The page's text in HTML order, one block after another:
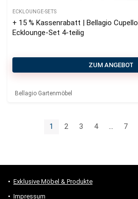
ECKLOUNGE-SETS
+ 15 % Kassenrabatt | Bellagio Cupello
Ecklounge-Set 4-teilig
ZUM ANGEBOT
Bellagio Gartenmöbel
1 2 3 4 … 7
Exklusive Möbel & Produkte
Impressum